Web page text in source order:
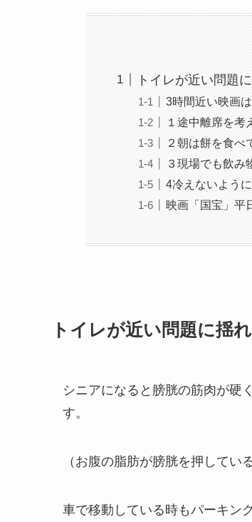
トイレが近い問題
3時間近い映画
１途中離席を考
２朝は餅を食べ
３現場でも飲み
4冷えないよう
映画「国宝」平
トイレが近い問題に揺
シニアになると膀胱の筋肉が硬
す。
（お腹の脂肪が膀胱を押してい
車で移動している時もパーキン